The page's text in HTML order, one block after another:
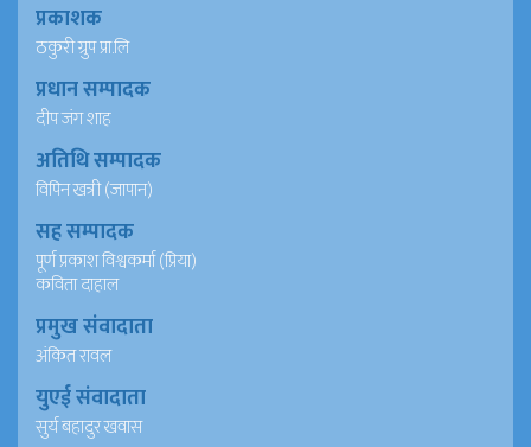
प्रकाशक
ठकुरी ग्रुप प्रा.लि
प्रधान सम्पादक
दीप जंग शाह
अतिथि सम्पादक
विपिन खत्री (जापान)
सह सम्पादक
पूर्ण प्रकाश विश्वकर्मा (प्रिया)
कविता दाहाल
प्रमुख संवादाता
अंकित रावल
युएई संवादाता
सुर्य बहादुर खवास